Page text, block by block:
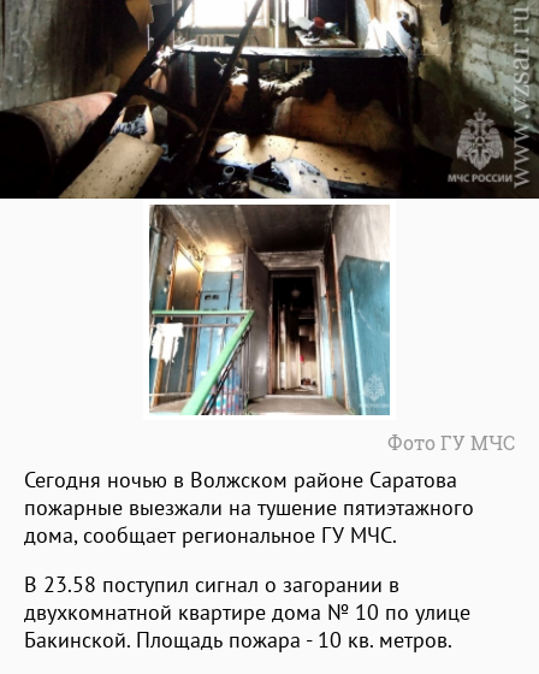
Фото ГУ МЧС
Сегодня ночью в Волжском районе Саратова
пожарные выезжали на тушение пятиэтажного
дома, сообщает региональное ГУ МЧС.
В 23.58 поступил сигнал о загорании в
двухкомнатной квартире дома № 10 по улице
Бакинской. Площадь пожара - 10 кв. метров.